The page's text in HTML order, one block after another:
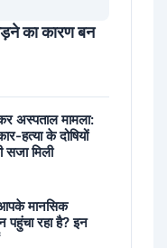
का कारण बन
अस्पताल मामला:
हत्या के दोषियों
सजा मिली
आपके मानसिक
पहुंचा रहा है? इन